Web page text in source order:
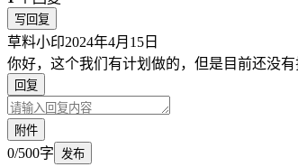
写回复
草料小印2024年4月15日
你好，这个我们有计划做的，但是目前还没
回复
附件
0/500字 发布